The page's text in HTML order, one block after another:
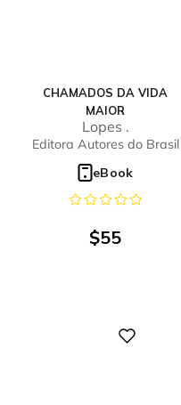
CHAMADOS DA VIDA
MAIOR
Lopes .
Editora Autores do Brasil
eBook
$55